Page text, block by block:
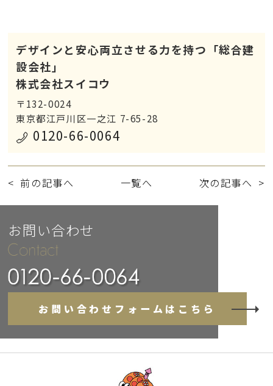
デザインと安心両立させる力を持つ「総合建
設会社」
株式会社スイコウ
〒132-0024
東京都江戸川区一之江 7-65-28
0120-66-0064
前の記事へ 一覧へ 次の記事へ
お問い合わせ
お問い合わせフォームはこちら